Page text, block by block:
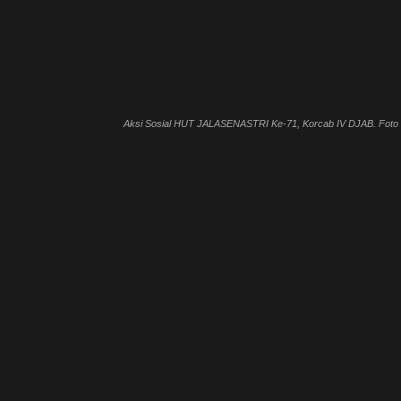
Aksi Sosial HUT JALASENASTRI Ke-71, Korcab IV DJAB. Foto